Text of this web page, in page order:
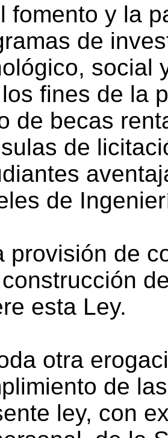
fomento y la
de
social
fines de la
de becas
de
de
provisión de
esta Ley.
otra
de
ley, con